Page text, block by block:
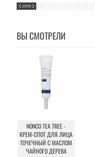
ВЫ СМОТРЕЛИ
NONCO TEA TREE -
КРЕМ-СПОТ ДЛЯ ЛИЦА
ТОЧЕЧНЫЙ С МАСЛОМ
ЧАЙНОГО ДЕРЕВА